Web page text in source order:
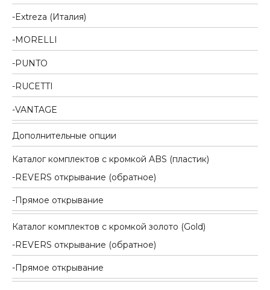
Extreza (Италия)
MORELLI
PUNTO
RUCETTI
VANTAGE
Дополнительные опции
Каталог комплектов c кромкой ABS (пластик)
REVERS открывание (обратное)
Прямое открывание
Каталог комплектов c кромкой золото (Gold)
REVERS открывание (обратное)
Прямое открывание